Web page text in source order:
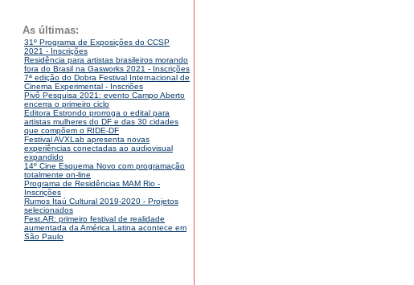
As últimas:
31º Programa de Exposições do CCSP
2021 - Inscrições
Residência para artistas brasileiros morando
fora do Brasil na Gasworks 2021 - Inscrições
7ª edição do Dobra Festival Internacional de
Cinema Experimental - Inscriões
Pivô Pesquisa 2021: evento Campo Aberto
encerra o primeiro ciclo
Editora Estrondo prorroga o edital para
artistas mulheres do DF e das 30 cidades
que compõem o RIDE-DF
Festival AVXLab apresenta novas
experiências conectadas ao audiovisual
expandido
14º Cine Esquema Novo com programação
totalmente on-line
Programa de Residências MAM Rio -
Inscrições
Rumos Itaú Cultural 2019-2020 - Projetos
selecionados
Fest.AR: primeiro festival de realidade
aumentada da América Latina acontece em
São Paulo